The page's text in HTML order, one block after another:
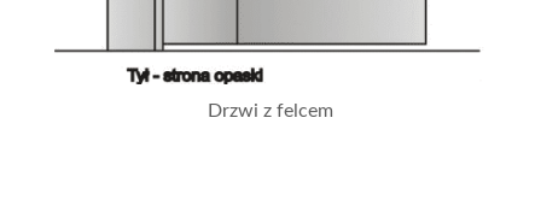
Drzwi z felcem